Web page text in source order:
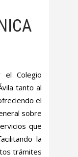
el Colegio
tanto al
el
sobre
que
la
trámites